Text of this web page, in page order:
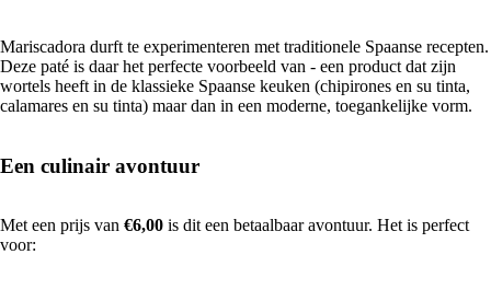
Mariscadora durft te experimenteren met traditionele Spaanse recepten.
Deze paté is daar het perfecte voorbeeld van - een product dat zijn
wortels heeft in de klassieke Spaanse keuken (chipirones en su tinta,
calamares en su tinta) maar dan in een moderne, toegankelijke vorm.
Een culinair avontuur
Met een prijs van €6,00 is dit een betaalbaar avontuur. Het is perfect
voor: